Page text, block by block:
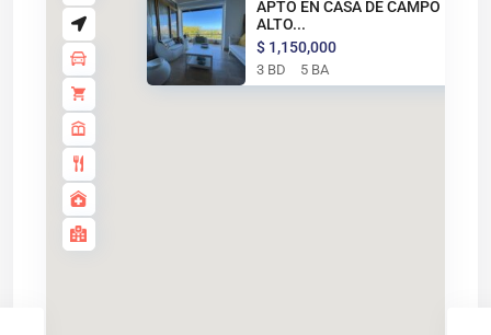
APTO EN CASA DE CAMPO LOS
ALTO...
$ 1,150,000
3 BD 5 BA